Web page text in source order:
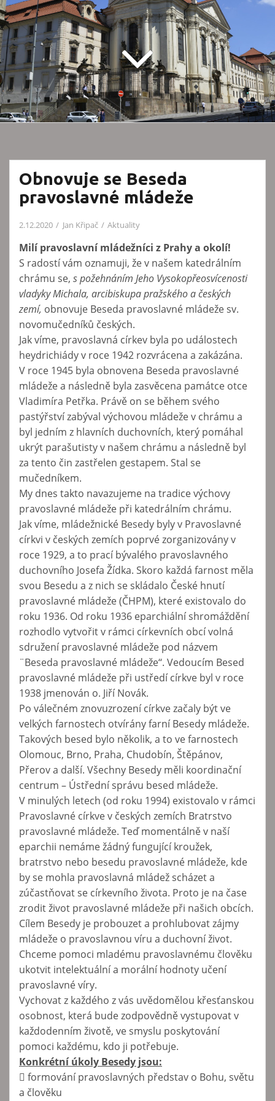
Obnovuje se Beseda
pravoslavné mládeže
2.12.2020 Jan Křipač Aktuality
Milí pravoslavní mládežníci z Prahy a okolí!
S radostí vám oznamuji, že v našem katedrálním
chrámu se, s požehnáním Jeho Vysokopřeosvícenosti
vladyky Michala, arcibiskupa pražského a českých
zemí, obnovuje Beseda pravoslavné mládeže sv.
novomučedníků českých.
Jak víme, pravoslavná církev byla po událostech
heydrichiády v roce 1942 rozvrácena a zakázána.
V roce 1945 byla obnovena Beseda pravoslavné
mládeže a následně byla zasvěcena památce otce
Vladimíra Petřka. Právě on se během svého
pastýřství zabýval výchovou mládeže v chrámu a
byl jedním z hlavních duchovních, který pomáhal
ukrýt parašutisty v našem chrámu a následně byl
za tento čin zastřelen gestapem. Stal se
mučedníkem.
My dnes takto navazujeme na tradice výchovy
pravoslavné mládeže při katedrálním chrámu.
Jak víme, mládežnické Besedy byly v Pravoslavné
církvi v českých zemích poprvé zorganizovány v
roce 1929, a to prací bývalého pravoslavného
duchovního Josefa Žídka. Skoro každá farnost měla
svou Besedu a z nich se skládalo České hnutí
pravoslavné mládeže (ČHPM), které existovalo do
roku 1936. Od roku 1936 eparchiální shromáždění
rozhodlo vytvořit v rámci církevních obcí volná
sdružení pravoslavné mládeže pod názvem
¨Beseda pravoslavné mládeže‘‘. Vedoucím Besed
pravoslavné mládeže při ustředí církve byl v roce
1938 jmenován o. Jiří Novák.
Po válečném znovuzrození církve začaly být ve
velkých farnostech otvírány farní Besedy mládeže.
Takových besed bylo několik, a to ve farnostech
Olomouc, Brno, Praha, Chudobín, Štěpánov,
Přerov a další. Všechny Besedy měli koordinační
centrum – Ústřední správu besed mládeže.
V minulých letech (od roku 1994) existovalo v rámci
Pravoslavné církve v českých zemích Bratrstvo
pravoslavné mládeže. Teď momentálně v naší
eparchii nemáme žádný fungující kroužek,
bratrstvo nebo besedu pravoslavné mládeže, kde
by se mohla pravoslavná mládež scházet a
zúčastňovat se církevního života. Proto je na čase
zrodit život pravoslavné mládeže při našich obcích.
Cílem Besedy je probouzet a prohlubovat zájmy
mládeže o pravoslavnou víru a duchovní život.
Chceme pomoci mladému pravoslavnému člověku
ukotvit intelektuální a morální hodnoty učení
pravoslavné víry.
Vychovat z každého z vás uvědomělou křesťanskou
osobnost, která bude zodpovědně vystupovat v
každodenním životě, ve smyslu poskytování
pomoci každému, kdo ji potřebuje.
Konkrétní úkoly Besedy jsou:
 formování pravoslavných představ o Bohu, světu
a člověku